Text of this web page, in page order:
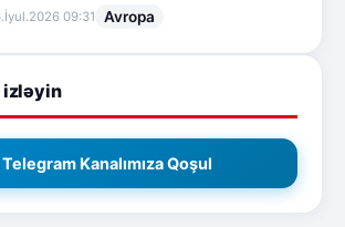
09:31 Avropa
izləyin
Telegram Kanalımıza Qoşul